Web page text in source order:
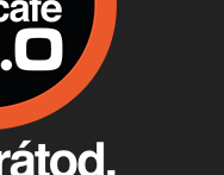
a testünk meghálálja!